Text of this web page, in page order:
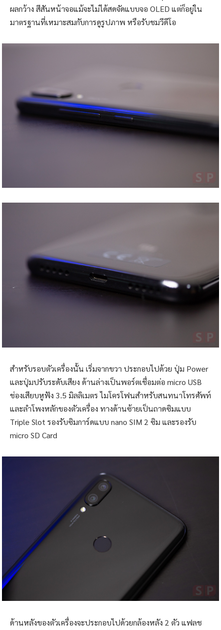
ผลกว้าง สีสันหน้าจอแม้จะไม่ได้สดจัดแบบจอ OLED แต่ก็อยู่ใน
มาตรฐานที่เหมาะสมกับการดูรูปภาพ หรือรับชมวีดีโอ
สำหรับรอบตัวเครื่องนั้น เริ่มจากขวา ประกอบไปด้วย ปุ่ม Power
และปุ่มปรับระดับเสียง ด้านล่างเป็นพอร์ตเชื่อมต่อ micro USB
ช่องเสียบหูฟัง 3.5 มิลลิเมตร ไมโครโฟนสำหรับสนทนาโทรศัพท์
และลำโพงหลักของตัวเครื่อง ทางด้านซ้ายเป็นถาดซิมแบบ
Triple Slot รองรับซิมการ์ดแบบ nano SIM 2 ซิม และรองรับ
micro SD Card
ด้านหลังของตัวเครื่องจะประกอบไปด้วยกล้องหลัง 2 ตัว แฟลช